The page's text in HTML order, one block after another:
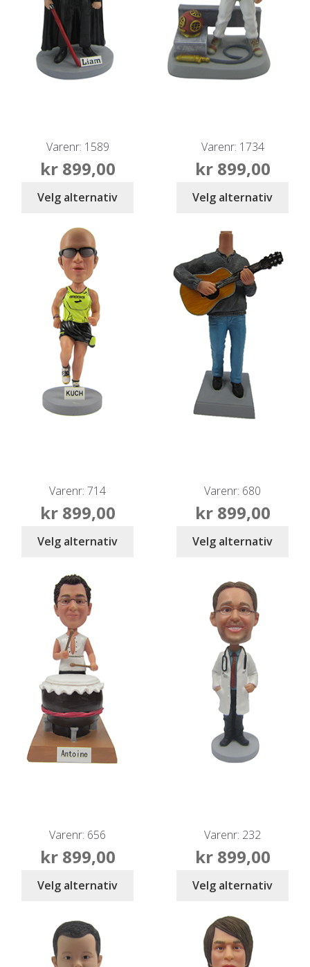
Varenr: 1589
kr899,00
Velg alternativ
Varenr: 1734
kr899,00
Velg alternativ
Varenr: 714
kr899,00
Velg alternativ
Varenr: 680
kr899,00
Velg alternativ
Varenr: 656
kr899,00
Velg alternativ
Varenr: 232
kr899,00
Velg alternativ